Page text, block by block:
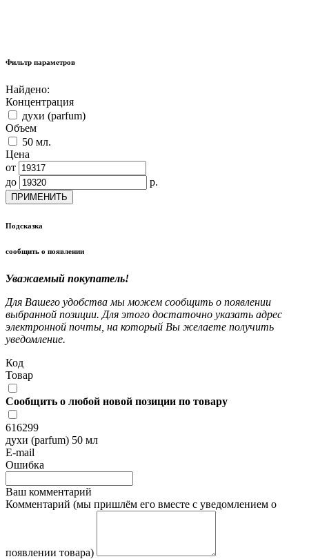
Фильтр параметров
Найдено:
Концентрация
духи (parfum)
Объем
50 мл.
Цена
от
до
р.
ПРИМЕНИТЬ
Подсказка
сообщить о появлении
Уважаемый покупатель!
Для Вашего удобства мы можем сообщить о появлении
выбранной позиции. Для этого достаточно указать адрес
электронной почты, на который Вы желаете получить
уведомление.
Код
Товар
Сообщить о любой новой позиции по товару
616299
духи (parfum) 50 мл
E-mail
Ошибка
Ваш комментарий
Комментарий (мы пришлём его вместе с уведомлением о
появлении товара)